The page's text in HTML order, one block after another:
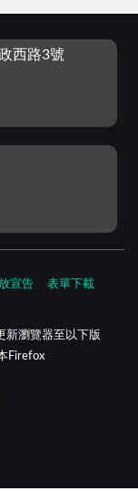
西路3號
宣告 表單下載
新瀏覽器至以下版
Firefox